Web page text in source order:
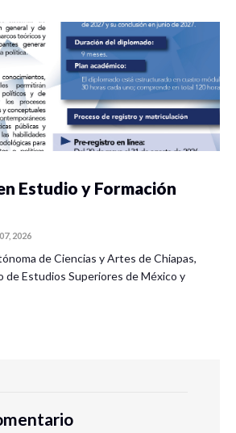
Estudio y Formación
2026
de Ciencias y Artes de Chiapas,
de Estudios Superiores de México y